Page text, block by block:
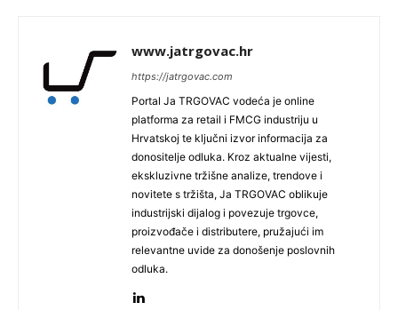
www.jatrgovac.hr
https://jatrgovac.com
Portal Ja TRGOVAC vodeća je online
platforma za retail i FMCG industriju u
Hrvatskoj te ključni izvor informacija za
donositelje odluka. Kroz aktualne vijesti,
ekskluzivne tržišne analize, trendove i
novitete s tržišta, Ja TRGOVAC oblikuje
industrijski dijalog i povezuje trgovce,
proizvođače i distributere, pružajući im
relevantne uvide za donošenje poslovnih
odluka.